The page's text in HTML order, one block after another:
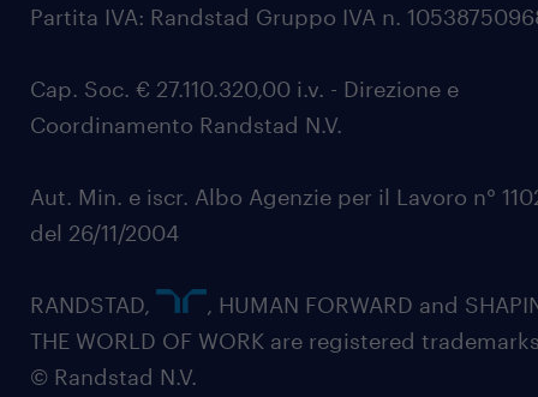
Partita IVA: Randstad Gruppo IVA n.
Cap. Soc. € 27.110.320,00 i.v. - Direzione e
Coordinamento Randstad N.V.
Aut. Min. e iscr. Albo Agenzie per il Lavoro n°
del 26/11/2004
RANDSTAD,
, HUMAN FORWARD and
THE WORLD OF WORK are registered
© Randstad N.V.